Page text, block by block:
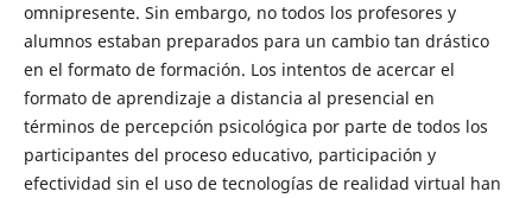
omnipresente. Sin embargo, no todos los profesores y
alumnos estaban preparados para un cambio tan drástico
en el formato de formación. Los intentos de acercar el
formato de aprendizaje a distancia al presencial en
términos de percepción psicológica por parte de todos los
participantes del proceso educativo, participación y
efectividad sin el uso de tecnologías de realidad virtual han